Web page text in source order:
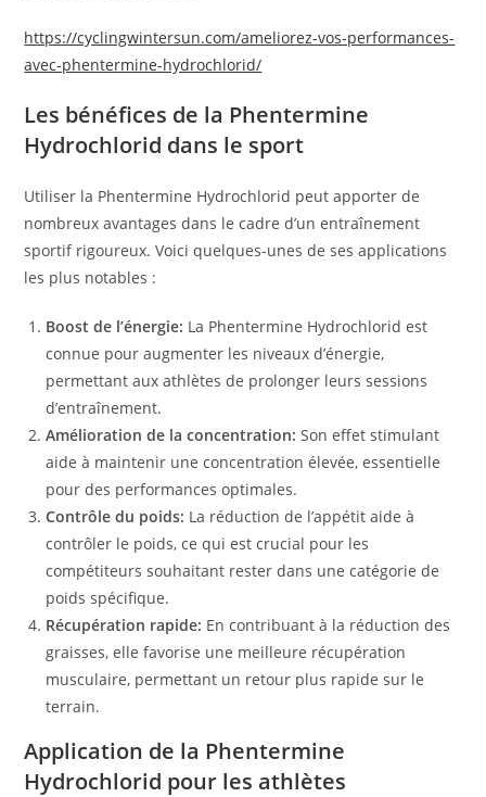
https://cyclingwintersun.com/ameliorez-vos-performances-
avec-phentermine-hydrochlorid/
Les bénéfices de la Phentermine
Hydrochlorid dans le sport
Utiliser la Phentermine Hydrochlorid peut apporter de
nombreux avantages dans le cadre d’un entraînement
sportif rigoureux. Voici quelques-unes de ses applications
les plus notables :
Boost de l’énergie: La Phentermine Hydrochlorid est
connue pour augmenter les niveaux d’énergie,
permettant aux athlètes de prolonger leurs sessions
d’entraînement.
Amélioration de la concentration: Son effet stimulant
aide à maintenir une concentration élevée, essentielle
pour des performances optimales.
Contrôle du poids: La réduction de l’appétit aide à
contrôler le poids, ce qui est crucial pour les
compétiteurs souhaitant rester dans une catégorie de
poids spécifique.
Récupération rapide: En contribuant à la réduction des
graisses, elle favorise une meilleure récupération
musculaire, permettant un retour plus rapide sur le
terrain.
Application de la Phentermine
Hydrochlorid pour les athlètes